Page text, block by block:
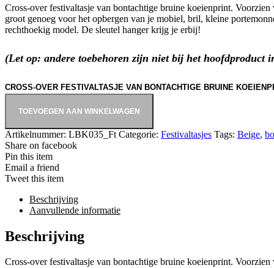
Cross-over festivaltasje van bontachtige bruine koeienprint.
groot genoeg voor het opbergen van je mobiel, bril, kleine
rechthoekig model. De sleutel hanger krijg je erbij!
(Let op: andere toebehoren zijn niet bij het hoofdproduct
CROSS-OVER FESTIVALTASJE VAN BONTACHTIGE BRUINE
TOEVOEGEN AAN WINKELWAGEN
Artikelnummer: LBK035_Ft Categorie: Festivaltasjes Tags: Beige,
Share on facebook
Pin this item
Email a friend
Tweet this item
Beschrijving
Aanvullende informatie
Beschrijving
Cross-over festivaltasje van bontachtige bruine koeienprint.